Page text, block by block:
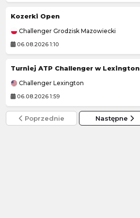
Kozerki Open
Challenger Grodzisk Mazowiecki
06.08.2026 1:10
Turniej ATP Challenger w Lexington
Challenger Lexington
06.08.2026 1:59
Poprzednie Następne